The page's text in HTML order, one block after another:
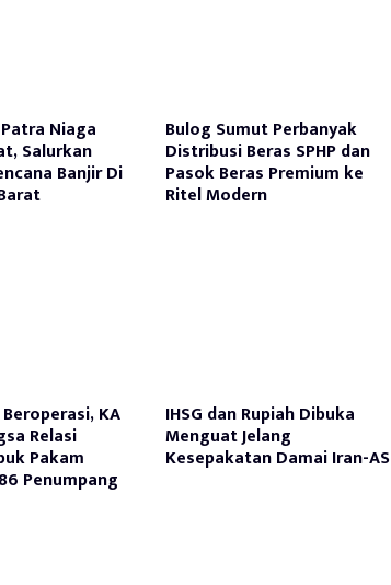
Niaga
Salurkan
Banjir Di
Bulog Sumut Perbanyak
Distribusi Beras SPHP dan
Pasok Beras Premium ke
Ritel Modern
KA
Relasi
Pakam
Penumpang
IHSG dan Rupiah Dibuka
Menguat Jelang
Kesepakatan Damai Iran-AS